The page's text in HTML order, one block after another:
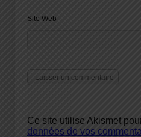
Site Web
Ce site utilise Akismet
données de vos